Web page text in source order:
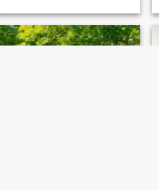
active, going to the beach